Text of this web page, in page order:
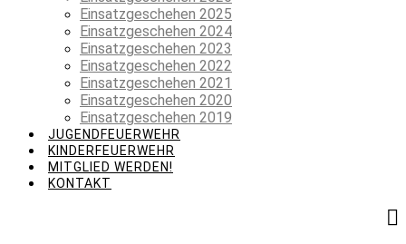
Einsatzgeschehen 2025
Einsatzgeschehen 2024
Einsatzgeschehen 2023
Einsatzgeschehen 2022
Einsatzgeschehen 2021
Einsatzgeschehen 2020
Einsatzgeschehen 2019
JUGENDFEUERWEHR
KINDERFEUERWEHR
MITGLIED WERDEN!
KONTAKT